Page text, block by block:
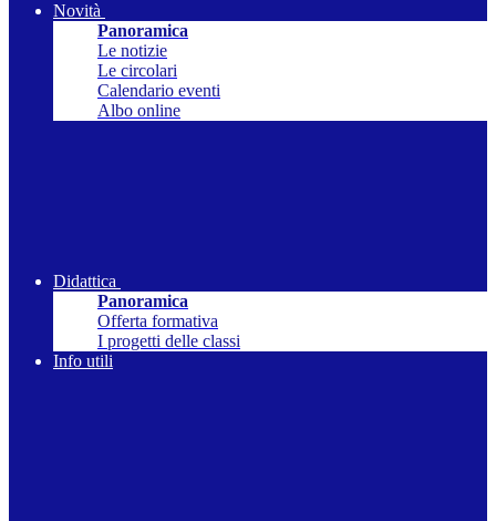
Novità
Panoramica
Le notizie
Le circolari
Calendario eventi
Albo online
Didattica
Panoramica
Offerta formativa
I progetti delle classi
Info utili